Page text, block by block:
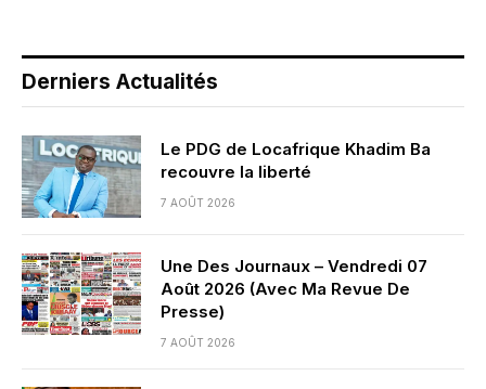
Derniers Actualités
Le PDG de Locafrique Khadim Ba
recouvre la liberté
7 AOÛT 2026
Une Des Journaux – Vendredi 07
Août 2026 (Avec Ma Revue De
Presse)
7 AOÛT 2026